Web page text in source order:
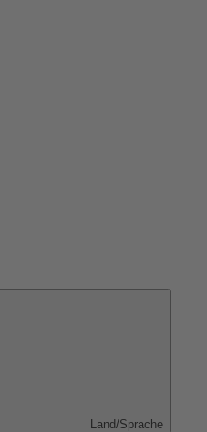
Land/Sprache